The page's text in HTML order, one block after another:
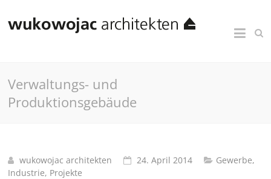
Verwaltungs- und
Produktionsgebäude
wukowojac architekten 24. April 2014 Gewerbe,
Industrie, Projekte